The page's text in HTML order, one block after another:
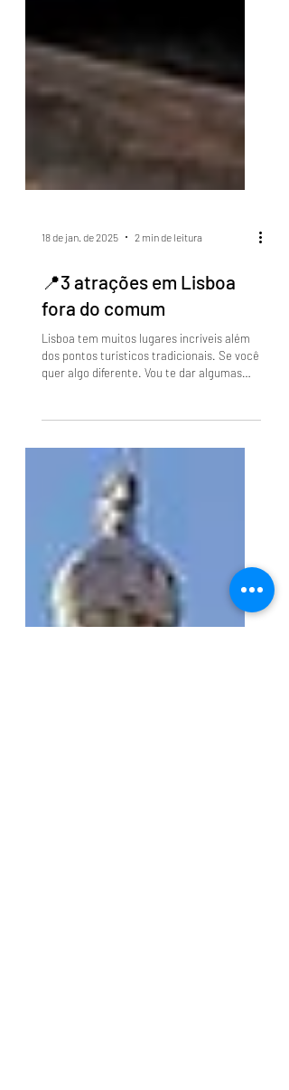
18 de jan. de 2025 2 min de leitura
fora do comum
Lisboa tem muitos lugares incríveis além
quer algo diferente. Vou te dar algumas
dicas nesse...